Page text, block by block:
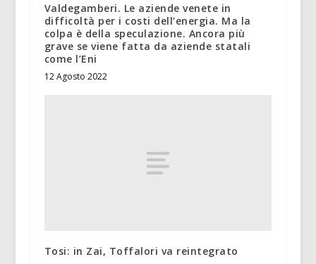
Valdegamberi. Le aziende venete in
difficoltà per i costi dell’energia. Ma la
colpa è della speculazione. Ancora più
grave se viene fatta da aziende statali
come l’Eni
12 Agosto 2022
Tosi: in Zai, Toffalori va reintegrato